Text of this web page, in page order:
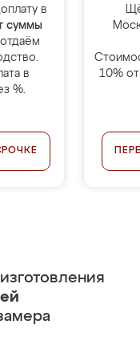
в
суммы
в
%.
10%